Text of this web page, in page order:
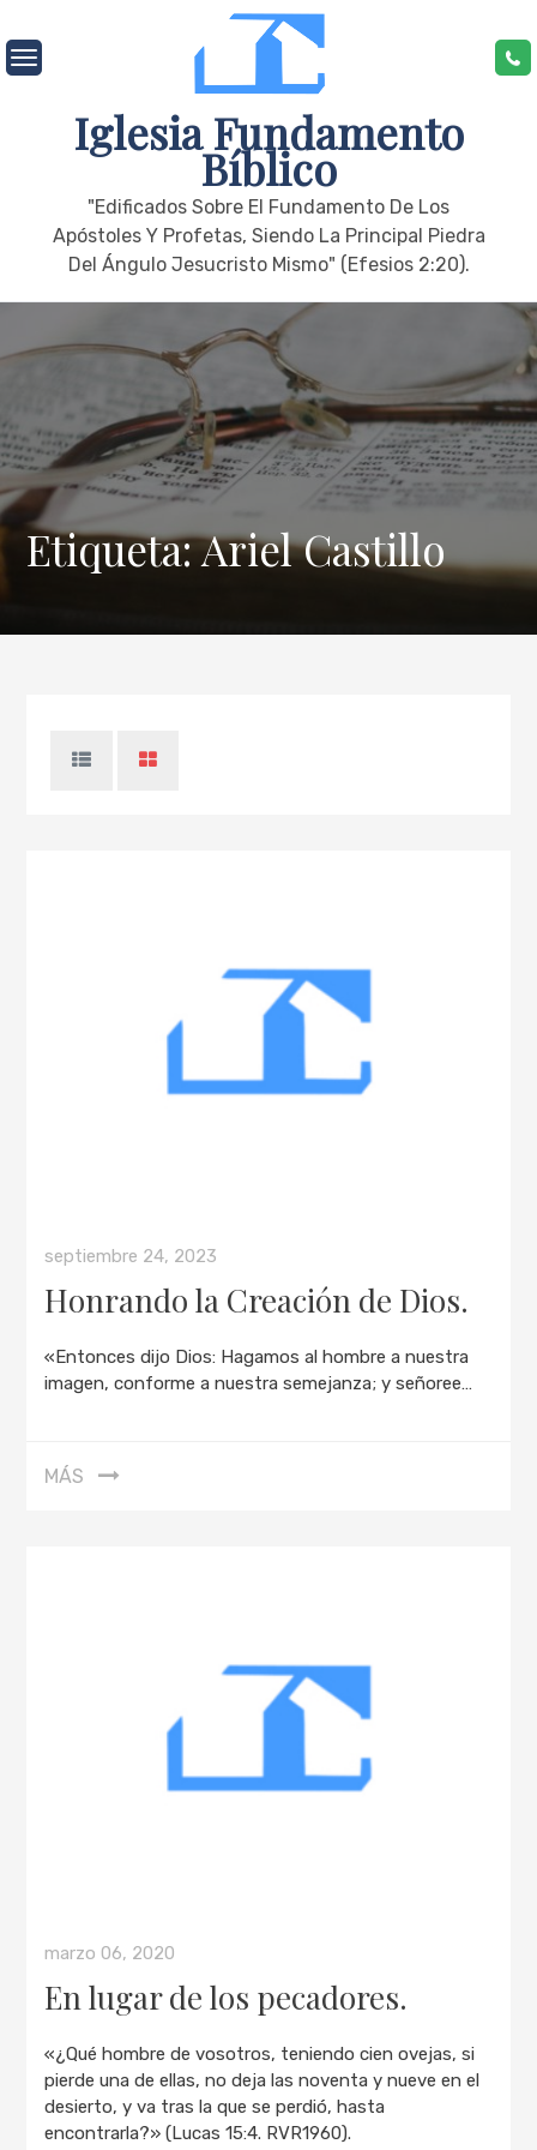
to
content
Iglesia Fundamento
Bíblico
"edificados Sobre El Fundamento De Los
Apóstoles Y Profetas, Siendo La Principal Piedra
Del Ángulo Jesucristo Mismo" (Efesios 2:20).
Etiqueta:Ariel Castillo
septiembre 24, 2023
Honrando la Creación de Dios.
«Entonces dijo Dios: Hagamos al hombre a nuestra
imagen, conforme a nuestra semejanza; y señoree…
MÁS
marzo 06, 2020
En lugar de los pecadores.
«¿Qué hombre de vosotros, teniendo cien ovejas, si
pierde una de ellas, no deja las noventa y nueve en el
desierto, y va tras la que se perdió, hasta
encontrarla?» (Lucas 15:4. RVR1960).